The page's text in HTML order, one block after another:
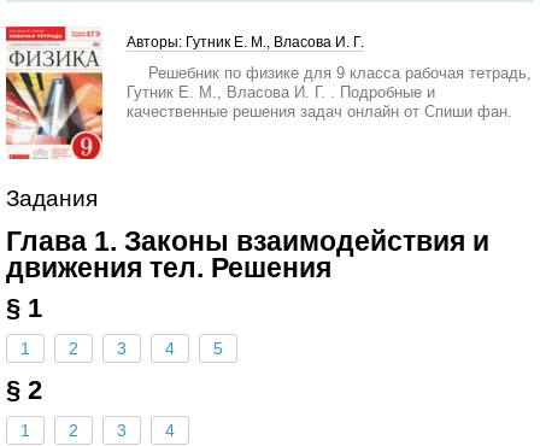
Авторы: Гутник Е. М., Власова И. Г.
Решебник по физике для 9 класса рабочая тетрадь,
Гутник Е. М., Власова И. Г. . Подробные и
качественные решения задач онлайн от Спиши фан.
Задания
Глава 1. Законы взаимодействия и
движения тел. Решения
§ 1
1 2 3 4 5
§ 2
1 2 3 4